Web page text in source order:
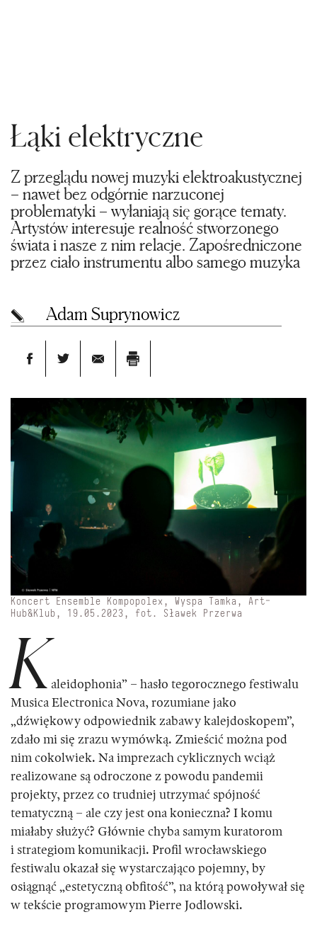
Łąki elektryczne
Z przeglądu nowej muzyki elektroakustycznej
– nawet bez odgórnie narzuconej
problematyki – wyłaniają się gorące tematy.
Artystów interesuje realność stworzonego
świata i nasze z nim relacje. Zapośredniczone
przez ciało instrumentu albo samego muzyka
Adam Suprynowicz
Koncert Ensemble Kompopolex, Wyspa Tamka, Art-
Hub&Klub, 19.05.2023, fot. Sławek Przerwa
Kaleidophonia” – hasło tegorocznego festiwalu
Musica Electronica Nova, rozumiane jako
„dźwiękowy odpowiednik zabawy kalejdoskopem”,
zdało mi się zrazu wymówką. Zmieścić można pod
nim cokolwiek. Na imprezach cyklicznych wciąż
realizowane są odroczone z powodu pandemii
projekty, przez co trudniej utrzymać spójność
tematyczną – ale czy jest ona konieczna? I komu
miałaby służyć? Głównie chyba samym kuratorom
i strategiom komunikacji. Profil wrocławskiego
festiwalu okazał się wystarczająco pojemny, by
osiągnąć „estetyczną obfitość”, na którą powoływał się
w tekście programowym Pierre Jodlowski.